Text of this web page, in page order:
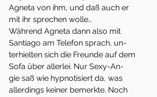
Agneta von ihm, und daß auch er
mit ihr sprechen wolle…
Während Agneta dann also mit
Santiago am Telefon sprach, un-
terhielten sich die Freunde auf dem
Sofa über allerlei. Nur Sexy-An-
gie saß wie hypnotisiert da, was
allerdings keiner bemerkte. Noch